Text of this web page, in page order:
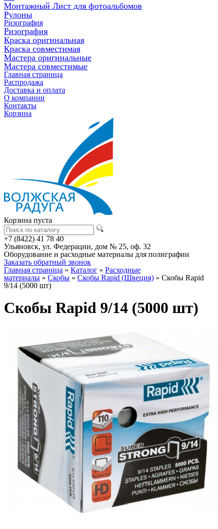
Монтажный Лист для фотоальбомов
Рулоны
Ризография
Ризография
Краска оригинальная
Краска совместимая
Мастера оригинальные
Мастера совместимые
Главная страница
Распродажа
Доставка и оплата
О компании
Контакты
Корзина
Корзина пуста
+7 (8422) 41 78 40
Ульяновск, ул. Федерации, дом № 25, оф. 32
Оборудование и расходные материалы для полиграфии
Заказать обратный звонок
Главная страница » Каталог » Расходные
материалы » Скобы » Скобы Rapid (Швеция) » Скобы Rapid
9/14 (5000 шт)
Скобы Rapid 9/14 (5000 шт)